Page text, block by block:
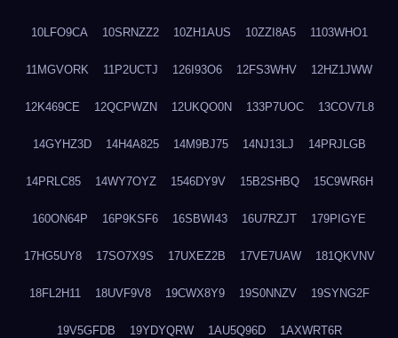
10LFO9CA 10SRNZZ2 10ZH1AUS 10ZZI8A5 1103WHO1
11MGVORK 11P2UCTJ 126I93O6 12FS3WHV 12HZ1JWW
12K469CE 12QCPWZN 12UKQO0N 133P7UOC 13COV7L8
14GYHZ3D 14H4A825 14M9BJ75 14NJ13LJ 14PRJLGB
14PRLC85 14WY7OYZ 1546DY9V 15B2SHBQ 15C9WR6H
160ON64P 16P9KSF6 16SBWI43 16U7RZJT 179PIGYE
17HG5UY8 17SO7X9S 17UXEZ2B 17VE7UAW 181QKVNV
18FL2H11 18UVF9V8 19CWX8Y9 19S0NNZV 19SYNG2F
19V5GFDB 19YDYQRW 1AU5Q96D 1AXWRT6R